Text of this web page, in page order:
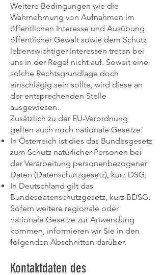
Weitere Bedingungen wie die
Wahrnehmung von Aufnahmen im
öffentlichen Interesse und Ausübung
öffentlicher Gewalt sowie dem Schutz
lebenswichtiger Interessen treten bei
uns in der Regel nicht auf. Soweit eine
solche Rechtsgrundlage doch
einschlägig sein sollte, wird diese an
der entsprechenden Stelle
ausgewiesen.
Zusätzlich zu der EU-Verordnung
gelten auch noch nationale Gesetze:
In Österreich ist dies das Bundesgesetz
zum Schutz natürlicher Personen bei
der Verarbeitung personenbezogener
Daten (Datenschutzgesetz), kurz DSG.
In Deutschland gilt das
Bundesdatenschutzgesetz, kurz BDSG.
Sofern weitere regionale oder
nationale Gesetze zur Anwendung
kommen, informieren wir Sie in den
folgenden Abschnitten darüber.
Kontaktdaten des